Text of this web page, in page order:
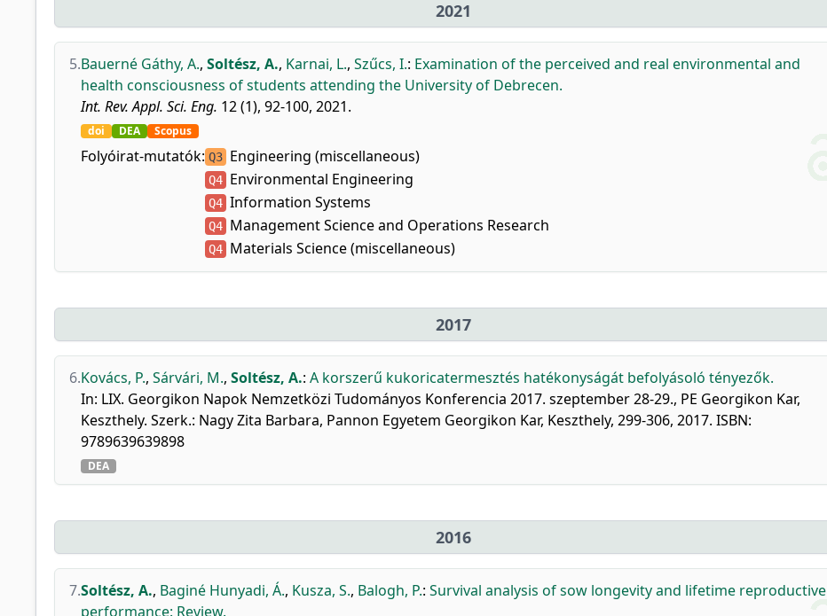
2021
5.Bauerné Gáthy, A., Soltész, A., Karnai, L., Szűcs, I.: Examination of the perceived and real environmental and
health consciousness of students attending the University of Debrecen.
Int. Rev. Appl. Sci. Eng. 12 (1), 92-100, 2021.
doi DEA Scopus
Folyóirat-mutatók: Q3 Engineering (miscellaneous)
Q4 Environmental Engineering
Q4 Information Systems
Q4 Management Science and Operations Research
Q4 Materials Science (miscellaneous)
2017
6.Kovács, P., Sárvári, M., Soltész, A.: A korszerű kukoricatermesztés hatékonyságát befolyásoló tényezők.
In: LIX. Georgikon Napok Nemzetközi Tudományos Konferencia 2017. szeptember 28-29., PE Georgikon Kar,
Keszthely. Szerk.: Nagy Zita Barbara, Pannon Egyetem Georgikon Kar, Keszthely, 299-306, 2017. ISBN:
9789639639898
DEA
2016
7.Soltész, A., Baginé Hunyadi, Á., Kusza, S., Balogh, P.: Survival analysis of sow longevity and lifetime reproductive
performance: Review.